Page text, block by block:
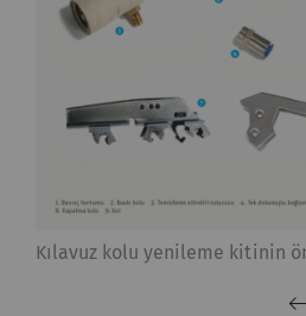
Kılavuz kolu yenileme kitinin